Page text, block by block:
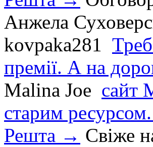
Анжела
kovpaka281
премії. А на
Malina Joe сайт
старим
Решта → Свіже